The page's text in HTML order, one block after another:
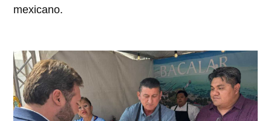
mexicano.